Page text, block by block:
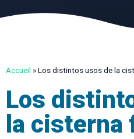
Accueil »Los distintos usos de la
Los
la cisterna